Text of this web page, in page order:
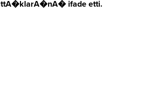
ifade etti.